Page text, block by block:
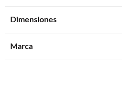
Dimensiones
Marca